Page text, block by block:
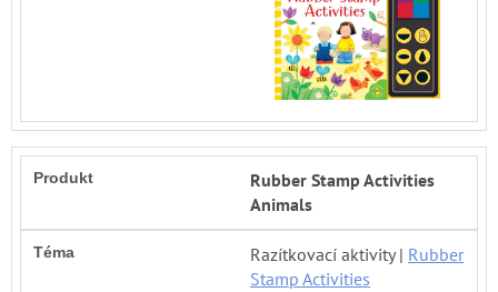
Rubber Stamp Activities
Animals
Razítkovací aktivity | Rubber
Stamp Activities